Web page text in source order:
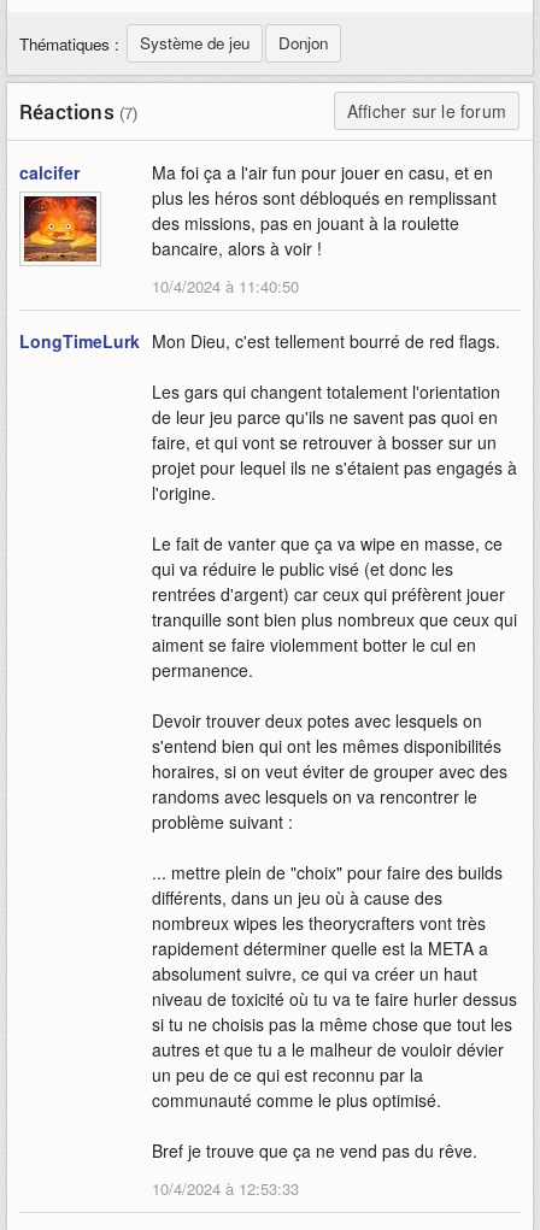
Thématiques : Système de jeu Donjon
Réactions (7) Afficher sur le forum
calcifer
Ma foi ça a l'air fun pour jouer en casu, et en
plus les héros sont débloqués en remplissant
des missions, pas en jouant à la roulette
bancaire, alors à voir !
10/4/2024 à 11:40:50
LongTimeLurkerMon Dieu, c'est tellement bourré de red flags.
Les gars qui changent totalement l'orientation
de leur jeu parce qu'ils ne savent pas quoi en
faire, et qui vont se retrouver à bosser sur un
projet pour lequel ils ne s'étaient pas engagés à
l'origine.
Le fait de vanter que ça va wipe en masse, ce
qui va réduire le public visé (et donc les
rentrées d'argent) car ceux qui préfèrent jouer
tranquille sont bien plus nombreux que ceux qui
aiment se faire violemment botter le cul en
permanence.
Devoir trouver deux potes avec lesquels on
s'entend bien qui ont les mêmes disponibilités
horaires, si on veut éviter de grouper avec des
randoms avec lesquels on va rencontrer le
problème suivant :
... mettre plein de "choix" pour faire des builds
différents, dans un jeu où à cause des
nombreux wipes les theorycrafters vont très
rapidement déterminer quelle est la META a
absolument suivre, ce qui va créer un haut
niveau de toxicité où tu va te faire hurler dessus
si tu ne choisis pas la même chose que tout les
autres et que tu a le malheur de vouloir dévier
un peu de ce qui est reconnu par la
communauté comme le plus optimisé.
Bref je trouve que ça ne vend pas du rêve.
10/4/2024 à 12:53:33